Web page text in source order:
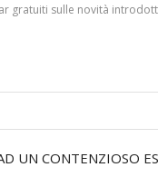
gratuiti sulle novità
UN CONTENZIOSO